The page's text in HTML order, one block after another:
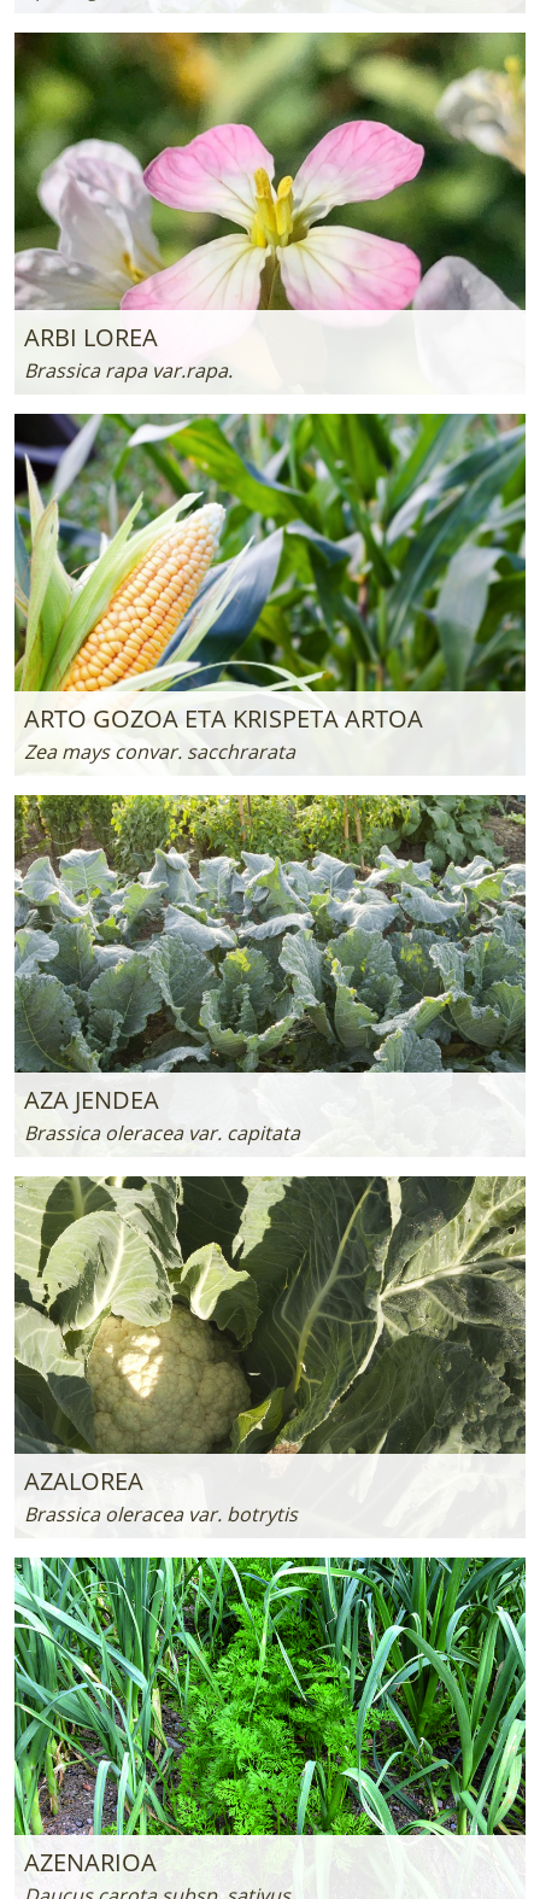
ARBI LOREA
Brassica rapa var.rapa.
ARTO GOZOA ETA KRISPETA ARTOA
Zea mays convar. sacchrarata
AZA JENDEA
Brassica oleracea var. capitata
AZALOREA
Brassica oleracea var. botrytis
AZENARIOA